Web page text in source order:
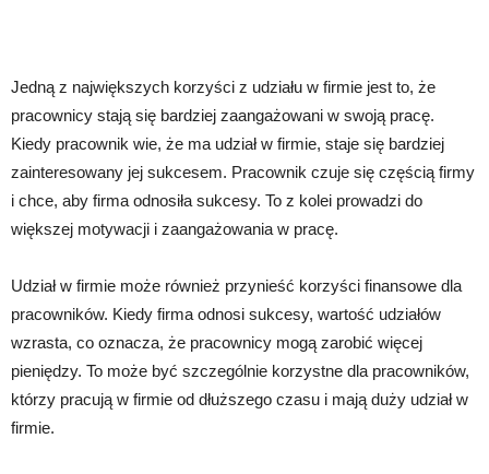
Jedną z największych korzyści z udziału w firmie jest to, że
pracownicy stają się bardziej zaangażowani w swoją pracę.
Kiedy pracownik wie, że ma udział w firmie, staje się bardziej
zainteresowany jej sukcesem. Pracownik czuje się częścią firmy
i chce, aby firma odnosiła sukcesy. To z kolei prowadzi do
większej motywacji i zaangażowania w pracę.
Udział w firmie może również przynieść korzyści finansowe dla
pracowników. Kiedy firma odnosi sukcesy, wartość udziałów
wzrasta, co oznacza, że pracownicy mogą zarobić więcej
pieniędzy. To może być szczególnie korzystne dla pracowników,
którzy pracują w firmie od dłuższego czasu i mają duży udział w
firmie.